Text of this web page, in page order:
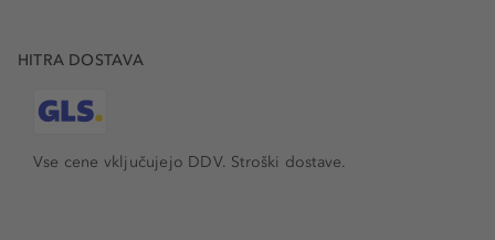
HITRA DOSTAVA
Vse cene vključujejo DDV. Stroški dostave.